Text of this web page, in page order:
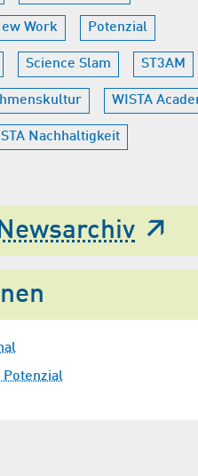
Work Potenzial
Science Slam ST3AM
WISTA
Nachhaltigkeit
Potenzial